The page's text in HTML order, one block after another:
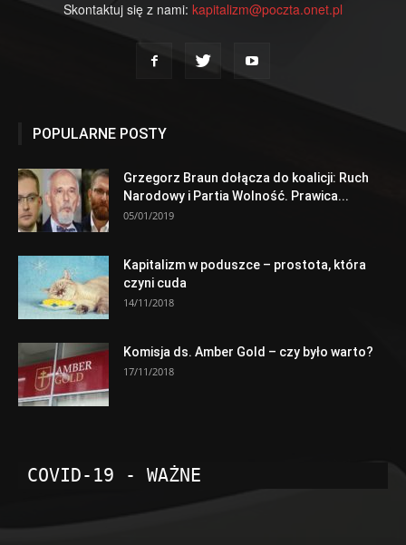
Skontaktuj się z nami: kapitalizm@poczta.onet.pl
POPULARNE POSTY
Grzegorz Braun dołącza do koalicji: Ruch
Narodowy i Partia Wolność. Prawica...
05/01/2019
Kapitalizm w poduszce – prostota, która
czyni cuda
14/11/2018
Komisja ds. Amber Gold – czy było warto?
17/11/2018
COVID-19 - WAŻNE